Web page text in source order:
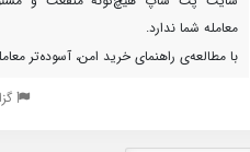
معامله شما ندارد.
با مطالعه‌ی راهنمای خرید امن، آسوده‌تر